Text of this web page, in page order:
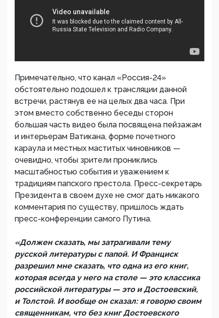
Примечательно, что канал «Россия-24»
обстоятельно подошел к трансляции данной
встречи, растянув ее на целых два часа. При
этом вместо собственно беседы сторон
большая часть видео была посвящена пейзажам
и интерьерам Ватикана, форме почетного
караула и местных маститых чиновников —
очевидно, чтобы зрители прониклись
масштабностью события и уважением к
традициям папского престола. Пресс-секретарь
Президента в своем духе не смог дать никакого
комментария по существу, пришлось ждать
пресс-конференции самого Путина.
«Должен сказать, мы затрагивали тему
русской литературы с папой. И Франциск
разрешил мне сказать, что одна из его книг,
которая всегда у него на столе — это классика
российской литературы — это и Достоевский,
и Толстой. И вообще он сказал: я говорю своим
священникам, что без книг Достоевского